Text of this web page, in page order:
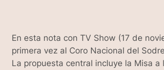
En esta nota con TV Show (17 de
primera vez al Coro Nacional del
La propuesta central incluye la Misa a